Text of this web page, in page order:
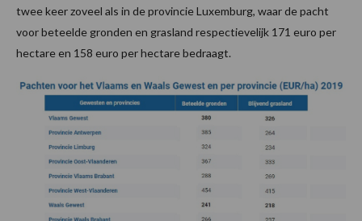
twee keer zoveel als in de provincie Luxemburg, waar de pacht
voor beteelde gronden en grasland respectievelijk 171 euro per
hectare en 158 euro per hectare bedraagt.